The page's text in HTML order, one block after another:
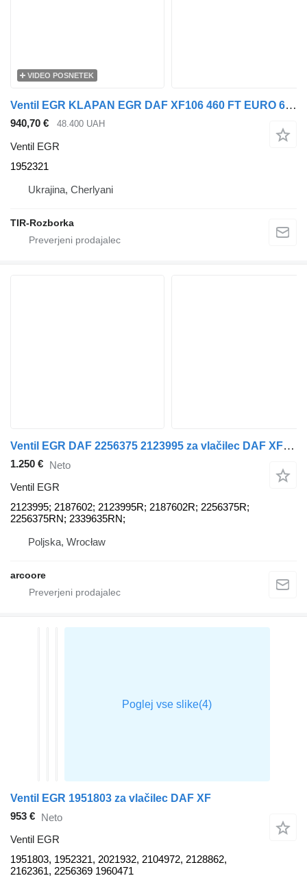
VIDEO POSNETEK
Ventil EGR KLAPAN EGR DAF XF106 460 FT EURO 6 1952321 za vlačilec DAF XF
940,70 € 48.400 UAH
Ventil EGR
1952321
Ukrajina, Cherlyani
TIR-Rozborka
Ventil EGR DAF 2256375 2123995 za vlačilec DAF XF 106
1.250 € Neto
Ventil EGR
2123995; 2187602; 2123995R; 2187602R; 2256375R;
2256375RN; 2339635RN;
Poljska, Wrocław
arcoore
Ventil EGR 1951803 za vlačilec DAF XF
953 € Neto
Ventil EGR
1951803, 1952321, 2021932, 2104972, 2128862,
2162361, 2256369 1960471